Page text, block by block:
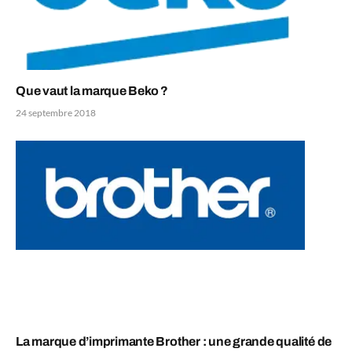
Que vaut la marque Beko ?
24 septembre 2018
La marque d’imprimante Brother : une grande qualité de